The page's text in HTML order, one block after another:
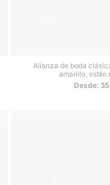
Alianza de boda
amarillo, estilo
Desde: